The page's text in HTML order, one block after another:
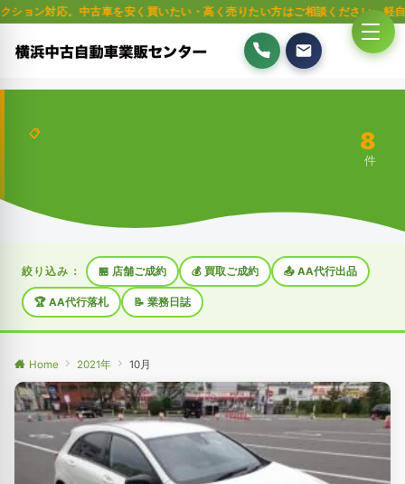
車を安く買いたい・高く売りたい方はご相談ください。軽自動車・普通車
📋 8
件
絞り込み： 🏪 店舗ご成約 💰 買取ご成約 📤 AA代行出品
🏆 AA代行落札 📝 業務日誌
Home 2021年 10月